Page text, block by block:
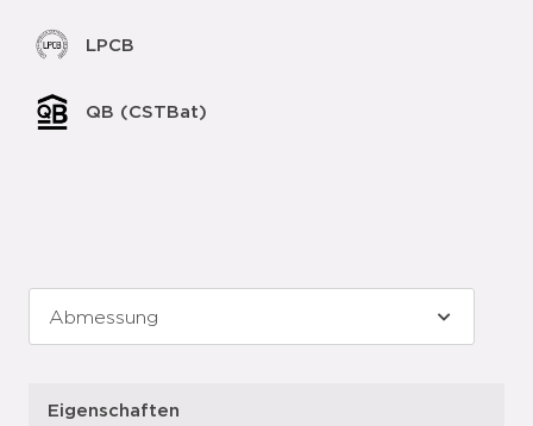
LPCB
QB (CSTBat)
Eigenschaften